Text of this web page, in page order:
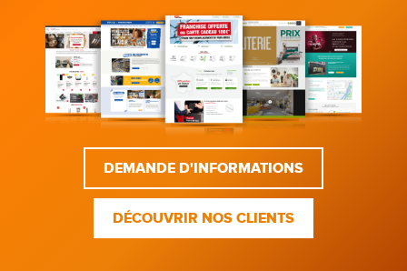
DEMANDE D'INFORMATIONS
DÉCOUVRIR NOS CLIENTS